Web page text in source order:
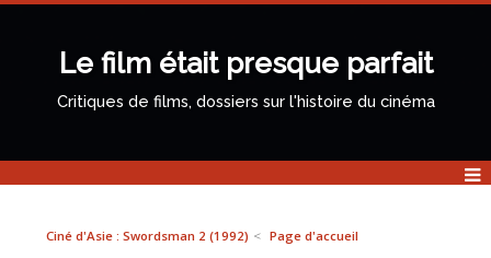
Le film était presque parfait
Critiques de films, dossiers sur l'histoire du cinéma
Ciné d'Asie : Swordsman 2 (1992)
Page d'accueil